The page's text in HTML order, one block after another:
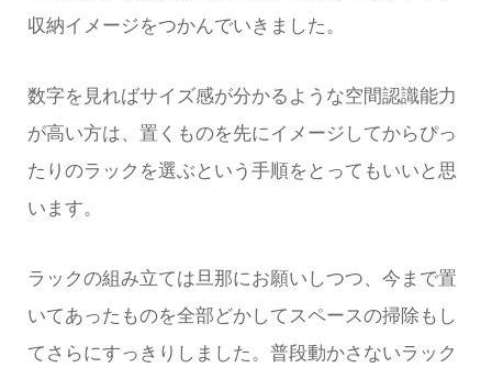
収納イメージをつかんでいきました。
数字を見ればサイズ感が分かるような空間認識能力
が高い方は、置くものを先にイメージしてからぴっ
たりのラックを選ぶという手順をとってもいいと思
います。
ラックの組み立ては旦那にお願いしつつ、今まで置
いてあったものを全部どかしてスペースの掃除もし
てさらにすっきりしました。普段動かさないラック